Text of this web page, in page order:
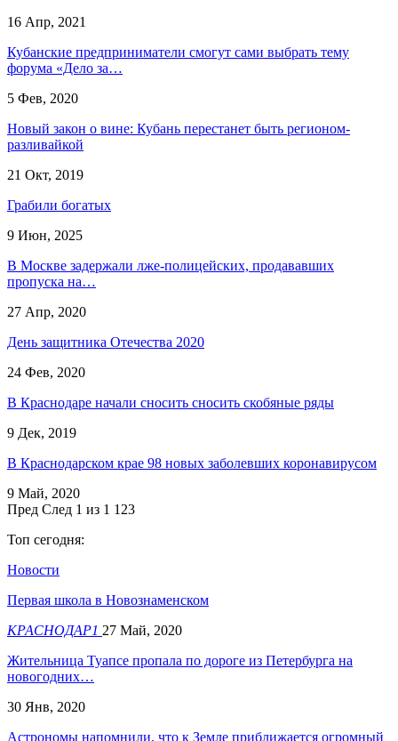
16 Апр, 2021
Кубанские предприниматели смогут сами выбрать тему
форума «Дело за…
5 Фев, 2020
Новый закон о вине: Кубань перестанет быть регионом-
разливайкой
21 Окт, 2019
Грабили богатых
9 Июн, 2025
В Москве задержали лже-полицейских, продававших
пропуска на…
27 Апр, 2020
День защитника Отечества 2020
24 Фев, 2020
В Краснодаре начали сносить сносить скобяные ряды
9 Дек, 2019
В Краснодарском крае 98 новых заболевших коронавирусом
9 Май, 2020
Пред След 1 из 1 123
Топ сегодня:
Новости
Первая школа в Новознаменском
КРАСНОДАР1 27 Май, 2020
Жительница Туапсе пропала по дороге из Петербурга на
новогодних…
30 Янв, 2020
Астрономы напомнили, что к Земле приближается огромный